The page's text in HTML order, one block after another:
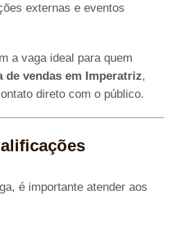
externas e eventos
a vaga ideal para quem
de vendas em Imperatriz,
direto com o público.
é importante atender aos